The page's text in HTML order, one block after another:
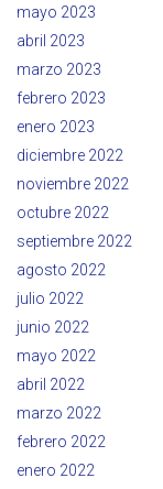
mayo 2023
abril 2023
marzo 2023
febrero 2023
enero 2023
diciembre 2022
noviembre 2022
octubre 2022
septiembre 2022
agosto 2022
julio 2022
junio 2022
mayo 2022
abril 2022
marzo 2022
febrero 2022
enero 2022